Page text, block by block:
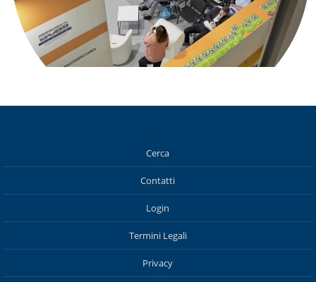
Cerca
Contatti
Login
Termini Legali
Privacy